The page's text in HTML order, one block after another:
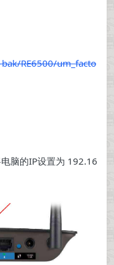
RE6500/um_facto
电脑的IP设置为 192.16